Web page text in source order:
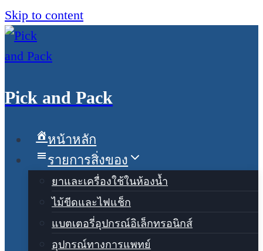
Skip to content
Pick and Pack
หน้าหลัก
รายการสิ่งของ
ยาและเครื่องใช้ในห้องน้ำ
ไม้ขีดและไฟแช็ก
แบตเตอรี่อุปกรณ์อิเล็กทรอนิกส์
อุปกรณ์ทางการแพทย์